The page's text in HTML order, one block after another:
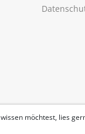
möchtest, lies